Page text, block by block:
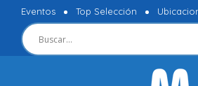
Eventos Top Selección